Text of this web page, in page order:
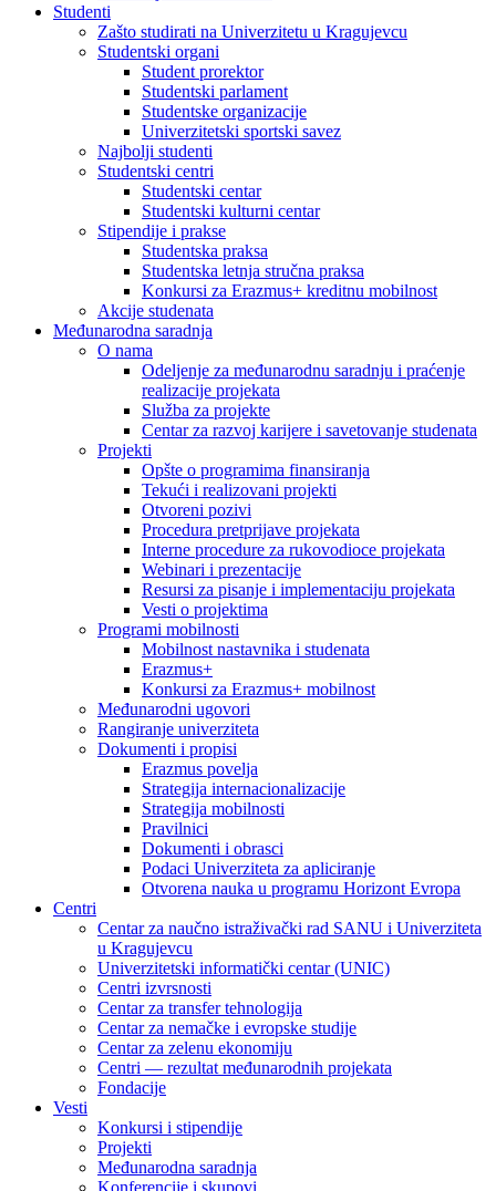
Studenti
Zašto studirati na Univerzitetu u Kragujevcu
Studentski organi
Student prorektor
Studentski parlament
Studentske organizacije
Univerzitetski sportski savez
Najbolji studenti
Studentski centri
Studentski centar
Studentski kulturni centar
Stipendije i prakse
Studentska praksa
Studentska letnja stručna praksa
Konkursi za Erazmus+ kreditnu mobilnost
Akcije studenata
Međunarodna saradnja
O nama
Odeljenje za međunarodnu saradnju i praćenje
realizacije projekata
Služba za projekte
Centar za razvoj karijere i savetovanje studenata
Projekti
Opšte o programima finansiranja
Tekući i realizovani projekti
Otvoreni pozivi
Procedura pretprijave projekata
Interne procedure za rukovodioce projekata
Webinari i prezentacije
Resursi za pisanje i implementaciju projekata
Vesti o projektima
Programi mobilnosti
Mobilnost nastavnika i studenata
Erazmus+
Konkursi za Erazmus+ mobilnost
Međunarodni ugovori
Rangiranje univerziteta
Dokumenti i propisi
Erazmus povelja
Strategija internacionalizacije
Strategija mobilnosti
Pravilnici
Dokumenti i obrasci
Podaci Univerziteta za apliciranje
Otvorena nauka u programu Horizont Evropa
Centri
Centar za naučno istraživački rad SANU i Univerziteta
u Kragujevcu
Univerzitetski informatički centar (UNIC)
Centri izvrsnosti
Centar za transfer tehnologija
Centar za nemačke i evropske studije
Centar za zelenu ekonomiju
Centri — rezultat međunarodnih projekata
Fondacije
Vesti
Konkursi i stipendije
Projekti
Međunarodna saradnja
Konferencije i skupovi